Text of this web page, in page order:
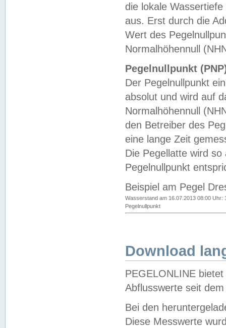
die lokale
aus. Erst durch die
Wert des
Normalhöhennull
Pegelnullpunkt
Der Pegelnullpunkt
absolut und wird auf
Normalhöhennull
den Betreiber des
eine lange Zeit
Die Pegellatte wird
Pegelnullpunkt
Beispiel am Pegel
Wasserstand am 16.07.2013 08:00 Uhr:
Pegelnullpunkt
Download
PEGELONLINE
Abflusswerte seit
Bei den
Diese Messwerte